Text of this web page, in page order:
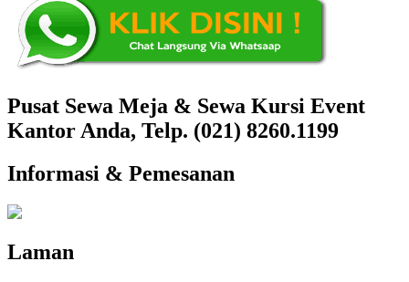
Pusat Sewa Meja & Sewa Kursi Event
Kantor Anda, Telp. (021) 8260.1199
Informasi & Pemesanan
Laman